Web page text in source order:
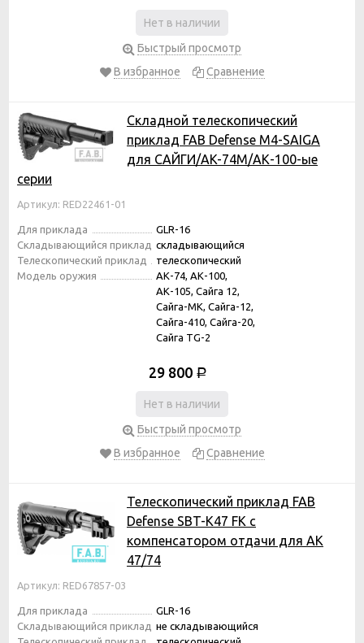
Нет в наличии
Быстрый просмотр
В избранное
Сравнение
Складной телескопический
приклад FAB Defense M4-SAIGA
для САЙГИ/AK-74M/АК-100-ые
серии
Артикул: RED22461-01
Для приклада
GLR-16
Складывающийся приклад складывающийся
Телескопический приклад
телескопический
Модель оружия
АК-74, АК-100,
АК-105, Сайга 12,
Сайга-МК, Сайга-12,
Сайга-410, Сайга-20,
Сайга TG-2
29 800 Р
Нет в наличии
Быстрый просмотр
В избранное
Сравнение
Телескопический приклад FAB
Defense SBT-K47 FK с
компенсатором отдачи для АК
47/74
Артикул: RED67857-03
Для приклада
GLR-16
Складывающийся приклад не складывающийся